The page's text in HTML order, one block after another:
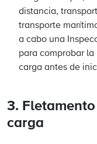
distancia,
transporte
a cabo una
para comprobar
carga antes de
3.
carga